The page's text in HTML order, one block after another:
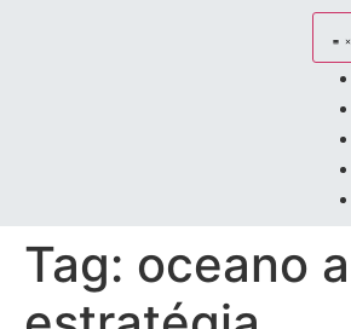
Tag: oceano